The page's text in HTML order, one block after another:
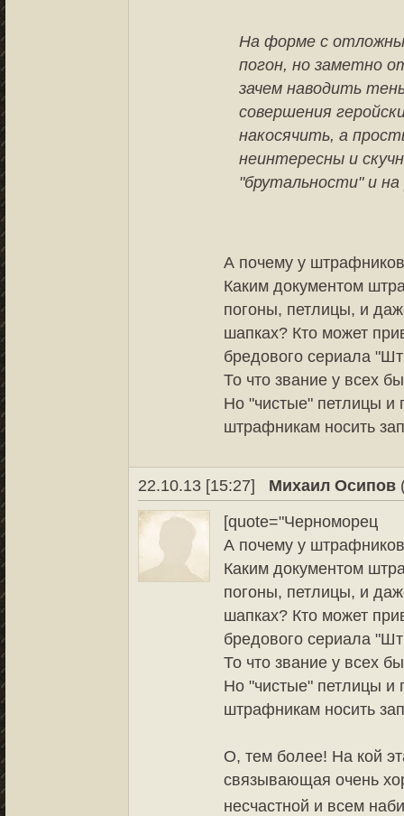
На форме с
погон, но заметно
зачем наводить
совершения
накосячить, а
неинтересны и
"брутальности" и
А почему у
Каким документом
погоны, петлицы, и
шапках? Кто может
бредового сериала
То что звание у всех
Но "чистые" петлицы и
штрафникам носить
22.10.13 [15:27] Михаил Осипов
[quote="Черноморец
А почему у
Каким документом
погоны, петлицы, и
шапках? Кто может
бредового сериала
То что звание у всех
Но "чистые" петлицы и
штрафникам носить
О, тем более! На кой
связывающая очень
несчастной и всем